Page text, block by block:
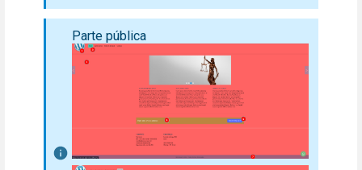
Parte pública